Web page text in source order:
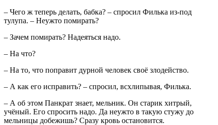
– Чего ж теперь делать, бабка? – спросил Филька из-под
тулупа. – Неужто помирать?
– Зачем помирать? Надеяться надо.
– На что?
– На то, что поправит дурной человек своё злодейство.
– А как его исправить? – спросил, всхлипывая, Филька.
– А об этом Панкрат знает, мельник. Он старик хитрый,
учёный. Его спросить надо. Да неужто в такую стужу до
мельницы добежишь? Сразу кровь остановится.